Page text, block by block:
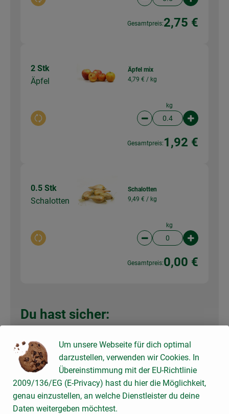
Auswahl ändern Artikelanzahl
Gesamtpreis:2,75 €
2 Stk
Äpfel
Auswahl ändern
Äpfel mix
4,79 € / kg
kg
Artikelanzahl
Gesamtpreis: 1,92 €
0.5 Stk
Schalotten
Auswahl ändern
Schalotten
9,49 € / kg
kg
Artikelanzahl
Gesamtpreis:0,00 €
Du hast sicher:
4 EL
Olivenöl
Natives Olivenöl extra,
Selection, 0,5l
28,98 € /l
Stück
Um unsere Webseite für dich optimal
darzustellen, verwenden wir Cookies. In
Übereinstimmung mit der EU-Richtlinie
2009/136/EG (E-Privacy) hast du hier die Möglichkeit,
genau einzustellen, an welche Dienstleister du deine
Daten weitergeben möchtest.